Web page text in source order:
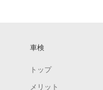
車検
トップ
メリット